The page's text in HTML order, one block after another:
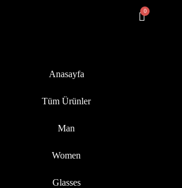
Anasayfa
Tüm Ürünler
Man
Women
Glasses